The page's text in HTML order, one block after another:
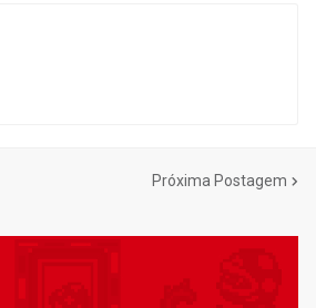
Próxima Postagem